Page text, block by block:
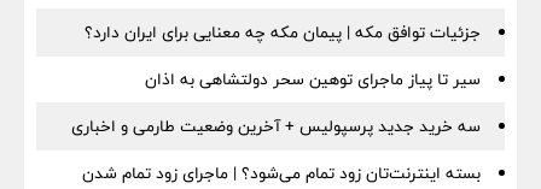
جزئیات توافق مکه | پیمان مکه چه معنایی برای ایران دارد؟
سیر تا پیاز ماجرای توهین سحر دولتشاهی به اذان
سه خرید جدید پرسپولیس + آخرین وضعیت طارمی و اخباری
بسته اینترنت‌تان زود تمام می‌شود؟ | ماجرای زود تمام شدن